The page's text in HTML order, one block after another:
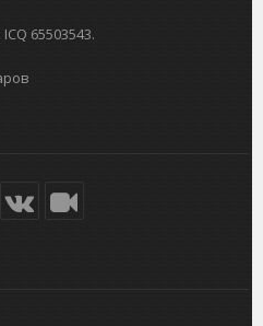
65503543.